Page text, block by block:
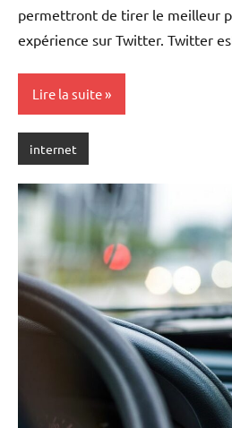
permettront de tirer le meilleur
expérience sur Twitter. Twitter
Lire la suite
internet